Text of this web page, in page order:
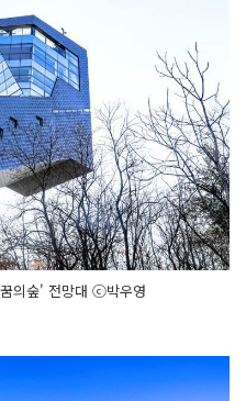
의숲' 전망대 ⓒ박우영